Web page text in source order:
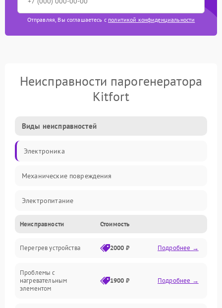
Отправляя, Вы соглашаетесь с политикой конфиденциальности
Неисправности парогенератора
Kitfort
Виды неисправностей
Электроника
Механические повреждения
Электропитание
Парообразование
Герметичность
Механика
Неисправности Стоимость
Перегрев устройства 2000 ₽ Подробнее →
Проблемы с
нагревательным
элементом
1900 ₽ Подробнее →